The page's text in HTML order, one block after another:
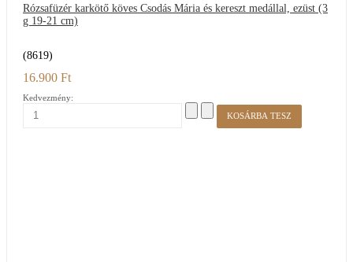
Rózsafüzér karkötő köves Csodás Mária és kereszt medállal, ezüst (3
g 19-21 cm)
(8619)
16.900 Ft
Kedvezmény: